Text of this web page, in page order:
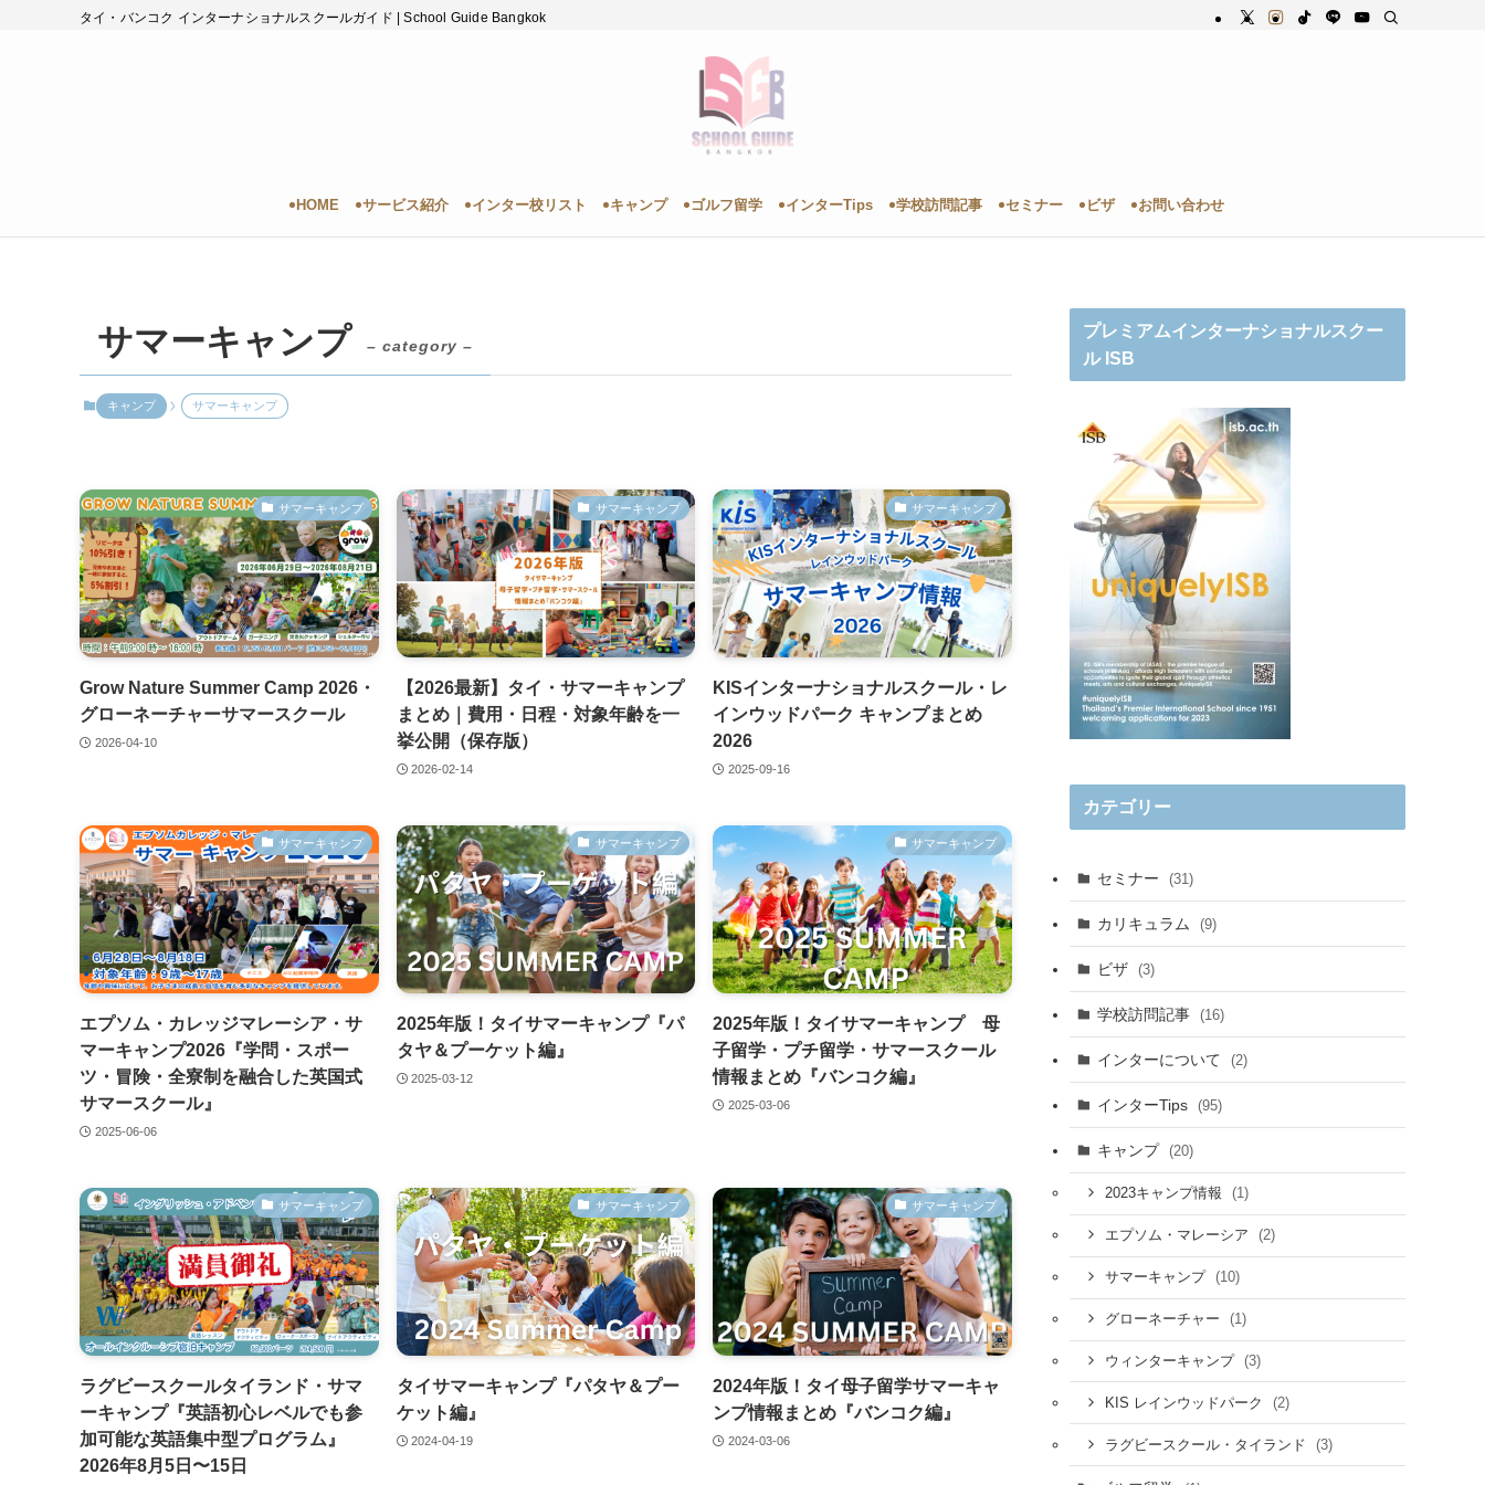
タイ・バンコク インターナショナルスクールガイド | School Guide Bangkok
HOME サービス紹介 インター校リスト キャンプ ゴルフ留学 インターTips 学校訪問記事 セミナー ビザ お問い合わせ
サマーキャンプ – category –
キャンプ サマーキャンプ
サマーキャンプ
Grow Nature Summer Camp 2026・
グローネーチャーサマースクール
2026-04-10
サマーキャンプ
【2026最新】タイ・サマーキャンプ
まとめ｜費用・日程・対象年齢を一
挙公開（保存版）
2026-02-14
サマーキャンプ
KISインターナショナルスクール・レ
インウッドパーク キャンプまとめ
2026
2025-09-16
サマーキャンプ
エプソム・カレッジマレーシア・サ
マーキャンプ2026『学問・スポー
ツ・冒険・全寮制を融合した英国式
サマースクール』
2025-06-06
サマーキャンプ
2025年版！タイサマーキャンプ『パ
タヤ＆プーケット編』
2025-03-12
サマーキャンプ
2025年版！タイサマーキャンプ 母
子留学・プチ留学・サマースクール
情報まとめ『バンコク編』
2025-03-06
サマーキャンプ
ラグビースクールタイランド・サマ
ーキャンプ『英語初心レベルでも参
加可能な英語集中型プログラム』
2026年8月5日〜15日
サマーキャンプ
タイサマーキャンプ『パタヤ＆プー
ケット編』
2024-04-19
サマーキャンプ
2024年版！タイ母子留学サマーキャ
ンプ情報まとめ『バンコク編』
2024-03-06
プレミアムインターナショナルスクー
ル ISB
カテゴリー
セミナー (31)
カリキュラム (9)
ビザ (3)
学校訪問記事 (16)
インターについて (2)
インターTips (95)
キャンプ (20)
2023キャンプ情報 (1)
エプソム・マレーシア (2)
サマーキャンプ (10)
グローネーチャー (1)
ウィンターキャンプ (3)
KIS レインウッドパーク (2)
ラグビースクール・タイランド (3)